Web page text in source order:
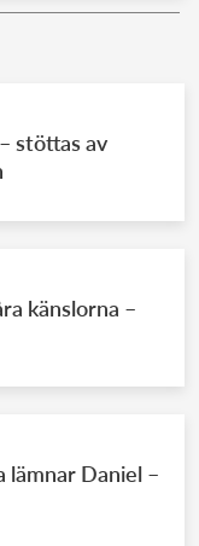
stöttas av
känslorna –
lämnar Daniel –